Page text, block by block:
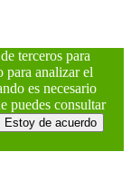
terceros para
para analizar el
es necesario
puedes consultar
Estoy de acuerdo